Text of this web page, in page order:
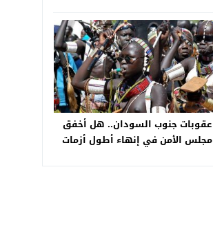
عقوبات جنوب السودان.. هل أخفق
مجلس الأمن في إنهاء أطول أزمات